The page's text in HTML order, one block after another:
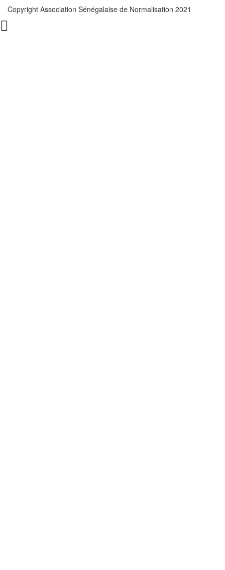
Copyright Association Sénégalaise de Normalisation 2021